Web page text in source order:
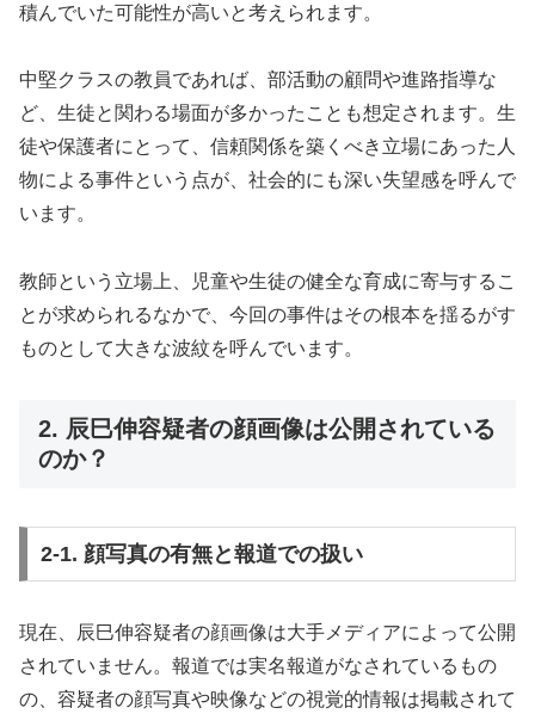
積んでいた可能性が高いと考えられます。
中堅クラスの教員であれば、部活動の顧問や進路指導な
ど、生徒と関わる場面が多かったことも想定されます。生
徒や保護者にとって、信頼関係を築くべき立場にあった人
物による事件という点が、社会的にも深い失望感を呼んで
います。
教師という立場上、児童や生徒の健全な育成に寄与するこ
とが求められるなかで、今回の事件はその根本を揺るがす
ものとして大きな波紋を呼んでいます。
2. 辰巳伸容疑者の顔画像は公開されている
のか？
2-1. 顔写真の有無と報道での扱い
現在、辰巳伸容疑者の顔画像は大手メディアによって公開
されていません。報道では実名報道がなされているもの
の、容疑者の顔写真や映像などの視覚的情報は掲載されて